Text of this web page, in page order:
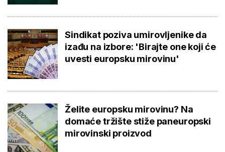
Sindikat poziva umirovljenike da
izađu na izbore: 'Birajte one koji će
uvesti europsku mirovinu'
Želite europsku mirovinu? Na
domaće tržište stiže paneuropski
mirovinski proizvod